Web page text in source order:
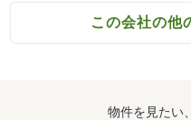
この会社の他
物件を見たい